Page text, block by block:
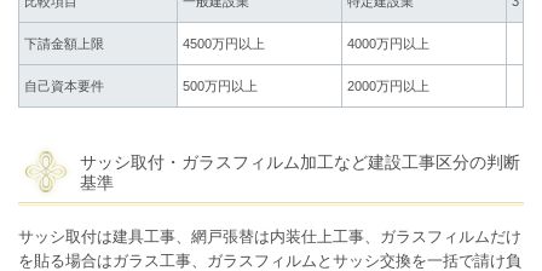
下請金額上限 4500万円以上 4000万円以上
自己資本要件 500万円以上 2000万円以上
サッシ取付・ガラスフィルム加工など建設工事区分の判断
基準
サッシ取付は建具工事、網戸張替は内装仕上工事、ガラスフィルムだけ
を貼る場合はガラス工事、ガラスフィルムとサッシ交換を一括で請け負